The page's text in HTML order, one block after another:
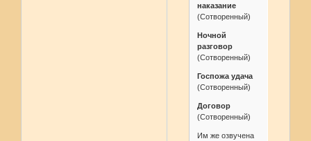
наказание
(Сотворенный)
Ночной
разговор
(Сотворенный)
Госпожа удача
(Сотворенный)
Договор
(Сотворенный)
Им же озвучена